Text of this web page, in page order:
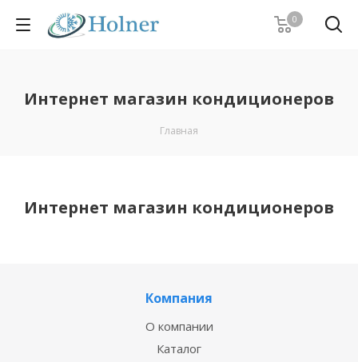
0
Интернет магазин кондиционеров
Главная
Интернет магазин кондиционеров
Компания
О компании
Каталог